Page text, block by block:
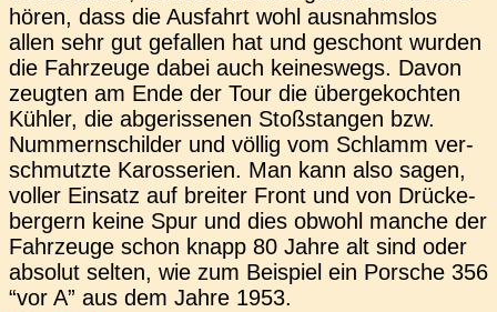
hören, dass die Aus­fahrt wohl aus­nahms­los
allen sehr gut gefal­len hat und geschont wurden
die Fahr­zeu­ge dabei auch kei­nes­wegs. Davon
zeug­ten am Ende der Tour die über­ge­koch­ten
Kühler, die abge­ris­se­nen Stoß­stan­gen bzw.
Num­mern­schil­der und völlig vom Schlamm ver­
schmutz­te Karos­se­rien. Man kann also sagen,
voller Ein­satz auf brei­ter Front und von Drü­cke­
ber­gern keine Spur und dies obwohl manche der
Fahr­zeu­ge schon knapp 80 Jahre alt sind oder
abso­lut selten, wie zum Bei­spiel ein Por­sche 356
“vor A” aus dem Jahre 1953.